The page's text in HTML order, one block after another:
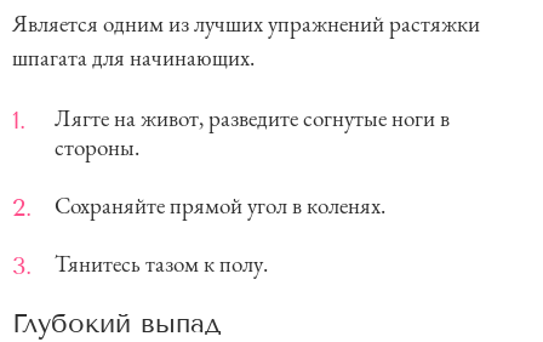
Является одним из лучших упражнений растяжки
шпагата для начинающих.
Лягте на живот, разведите согнутые ноги в
стороны.
Сохраняйте прямой угол в коленях.
Тянитесь тазом к полу.
Глубокий выпад